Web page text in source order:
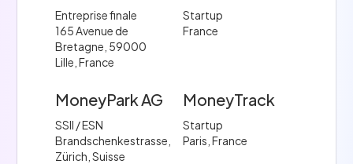
Entreprise finale
165 Avenue de
Bretagne, 59000
Lille, France
Startup
France
MoneyPark AG
SSII / ESN
Brandschenkestrasse,
Zürich, Suisse
MoneyTrack
Startup
Paris, France